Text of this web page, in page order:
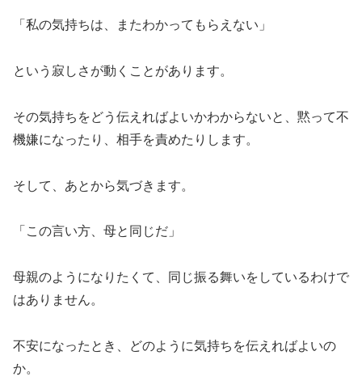
「私の気持ちは、またわかってもらえない」
という寂しさが動くことがあります。
その気持ちをどう伝えればよいかわからないと、黙って不
機嫌になったり、相手を責めたりします。
そして、あとから気づきます。
「この言い方、母と同じだ」
母親のようになりたくて、同じ振る舞いをしているわけで
はありません。
不安になったとき、どのように気持ちを伝えればよいの
か。